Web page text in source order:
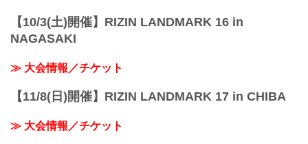
【10/3(土)開催】RIZIN LANDMARK 16 in
NAGASAKI
≫ 大会情報／チケット
【11/8(日)開催】RIZIN LANDMARK 17 in CHIBA
≫ 大会情報／チケット